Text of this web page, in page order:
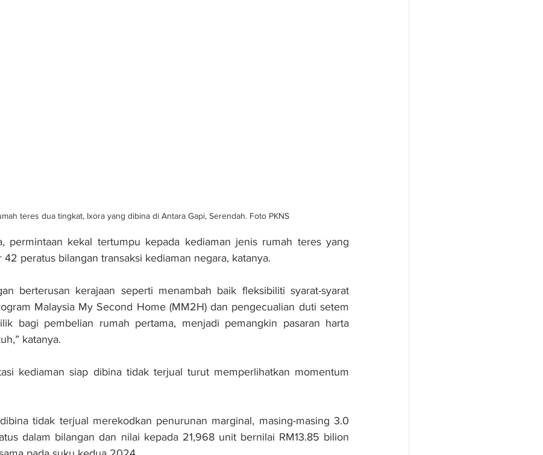
teres dua tingkat, Ixora yang dibina di Antara Gapi, Serendah. Foto PKNS
permintaan kekal tertumpu kepada kediaman jenis rumah teres yang
peratus bilangan transaksi kediaman negara, katanya.
berterusan kerajaan seperti menambah baik fleksibiliti syarat-syarat
Malaysia My Second Home (MM2H) dan pengecualian duti setem
bagi pembelian rumah pertama, menjadi pemangkin pasaran harta
katanya.
kediaman siap dibina tidak terjual turut memperlihatkan momentum
tidak terjual merekodkan penurunan marginal, masing-masing 3.0
dalam bilangan dan nilai kepada 21,968 unit bernilai RM13.85 bilion